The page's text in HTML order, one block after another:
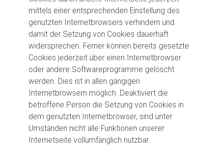
mittels einer entsprechenden Einstellung des
genutzten Internetbrowsers verhindern und
damit der Setzung von Cookies dauerhaft
widersprechen. Ferner können bereits gesetzte
Cookies jederzeit über einen Internetbrowser
oder andere Softwareprogramme gelöscht
werden. Dies ist in allen gängigen
Internetbrowsern möglich. Deaktiviert die
betroffene Person die Setzung von Cookies in
dem genutzten Internetbrowser, sind unter
Umständen nicht alle Funktionen unserer
Internetseite vollumfänglich nutzbar.